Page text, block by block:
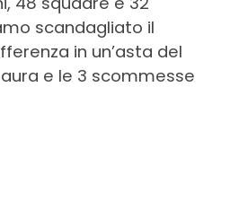
scandagliato il
in un’asta del
e le 3 scommesse